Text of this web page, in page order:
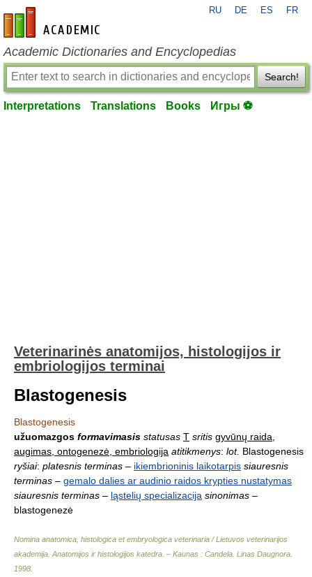
en-academic.com
RU DE ES FR
Academic Dictionaries and Encyclopedias
Search!
Interpretations Translations Books Игры ⚽
Veterinarinės anatomijos, histologijos ir
embriologijos terminai
Blastogenesis
Blastogenesis
užuomazgos formavimasis statusas T sritis gyvūnų raida,
augimas, ontogenezė, embriologija atitikmenys: lot. Blastogenesis
ryšiai: platesnis terminas – ikiembrioninis laikotarpis siauresnis
terminas – gemalo dalies ar audinio raidos krypties nustatymas
siauresnis terminas – ląstelių specializacija sinonimas –
blastogenezė
Nomina anatomica, histologica et embryologica veterinaria / Lietuvos veterinarijos
akademija. Anatomijos ir histologijos katedra. – Kaunas : Candela Linas Daugnora
1998